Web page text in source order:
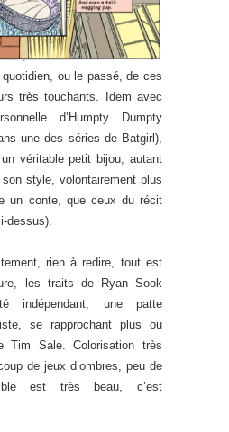
quotidien, ou le passé, de ces
très touchants. Idem avec
d’Humpty Dumpty
une des séries de Batgirl),
véritable petit bijou, autant
style, volontairement plus
un conte, que ceux du récit
dessus).
rien à redire, tout est
les traits de Ryan Sook
indépendant, une patte
se rapprochant plus ou
Tim Sale. Colorisation très
de jeux d’ombres, peu de
est très beau, c’est